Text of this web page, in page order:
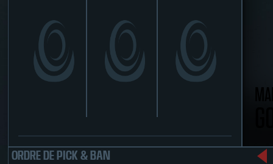
ORDRE DE PICK & BAN